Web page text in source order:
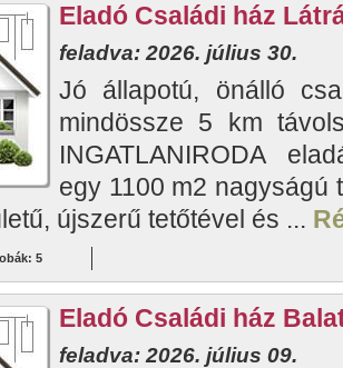
Eladó Családi ház
feladva: 2026. július 30.
Jó állapotú, önálló
mindössze 5 km
INGATLANIRODA
egy 1100 m2 nagyságú
újszerű tetőtével és ...
5
Eladó Családi ház
feladva: 2026. július 09.